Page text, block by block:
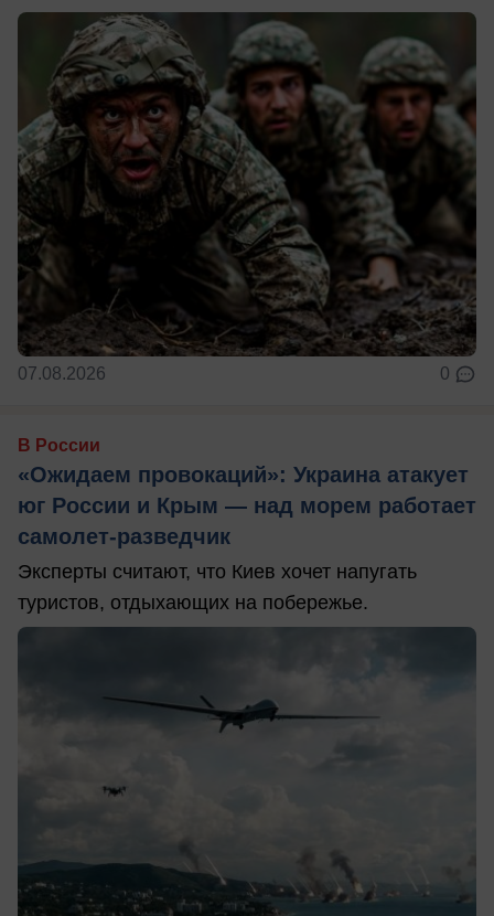
07.08.2026 0
В России
«Ожидаем провокаций»: Украина атакует
юг России и Крым — над морем работает
самолет-разведчик
Эксперты считают, что Киев хочет напугать
туристов, отдыхающих на побережье.